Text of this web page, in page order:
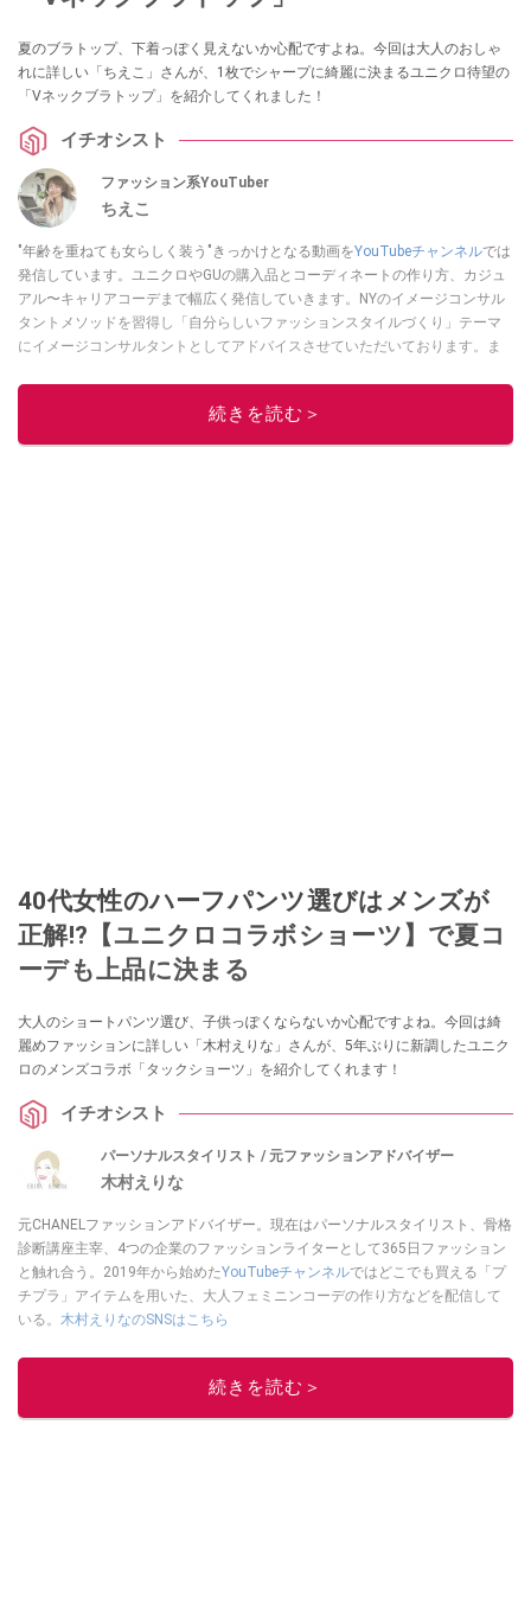
夏のブラトップ、下着っぽく見えないか心配ですよね。今回は大人のおしゃ
れに詳しい「ちえこ」さんが、1枚でシャープに綺麗に決まるユニクロ待望の
「Vネックブラトップ」を紹介してくれました！
イチオシスト
ファッション系YouTuber
ちえこ
"年齢を重ねても女らしく装う"きっかけとなる動画をYouTubeチャンネルでは
発信しています。ユニクロやGUの購入品とコーディネートの作り方、カジュ
アル〜キャリアコーデまで幅広く発信していきます。NYのイメージコンサル
タントメソッドを習得し「自分らしいファッションスタイルづくり」テーマ
にイメージコンサルタントとしてアドバイスさせていただいております。ま
積み上げ続けている外資系企業のコンサルタント（25年以上のキャリア）か
続きを読む＞
40代女性のハーフパンツ選びはメンズが
正解!?【ユニクロコラボショーツ】で夏コ
ーデも上品に決まる
大人のショートパンツ選び、子供っぽくならないか心配ですよね。今回は綺
麗めファッションに詳しい「木村えりな」さんが、5年ぶりに新調したユニク
ロのメンズコラボ「タックショーツ」を紹介してくれます！
イチオシスト
パーソナルスタイリスト / 元ファッションアドバイザー
木村えりな
元CHANELファッションアドバイザー。現在はパーソナルスタイリスト、骨格
診断講座主宰、4つの企業のファッションライターとして365日ファッション
と触れ合う。2019年から始めたYouTubeチャンネルではどこでも買える「プ
チプラ」アイテムを用いた、大人フェミニンコーデの作り方などを配信して
いる。 木村えりなのSNSはこちら
このイチオシストの他の記事を読む
続きを読む＞